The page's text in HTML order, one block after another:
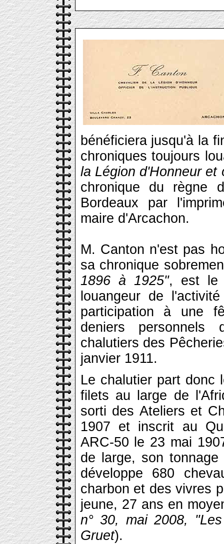
bénéficiera jusqu'à la
chroniques toujours
la Légion d'Honneur et
chronique du règne
Bordeaux par
maire d'Arcachon.
M. Canton n'est pas
sa chronique
1896 à 1925", est le
louangeur de
participation à une
deniers personnels
chalutiers des
janvier 1911.
Le chalutier part donc
filets au large de
sorti des Ateliers et
1907 et inscrit au
ARC-50 le 23 mai
de large, son
développe 680
charbon et des vivres
jeune, 27 ans en
n° 30, mai 2008,
Gruet).